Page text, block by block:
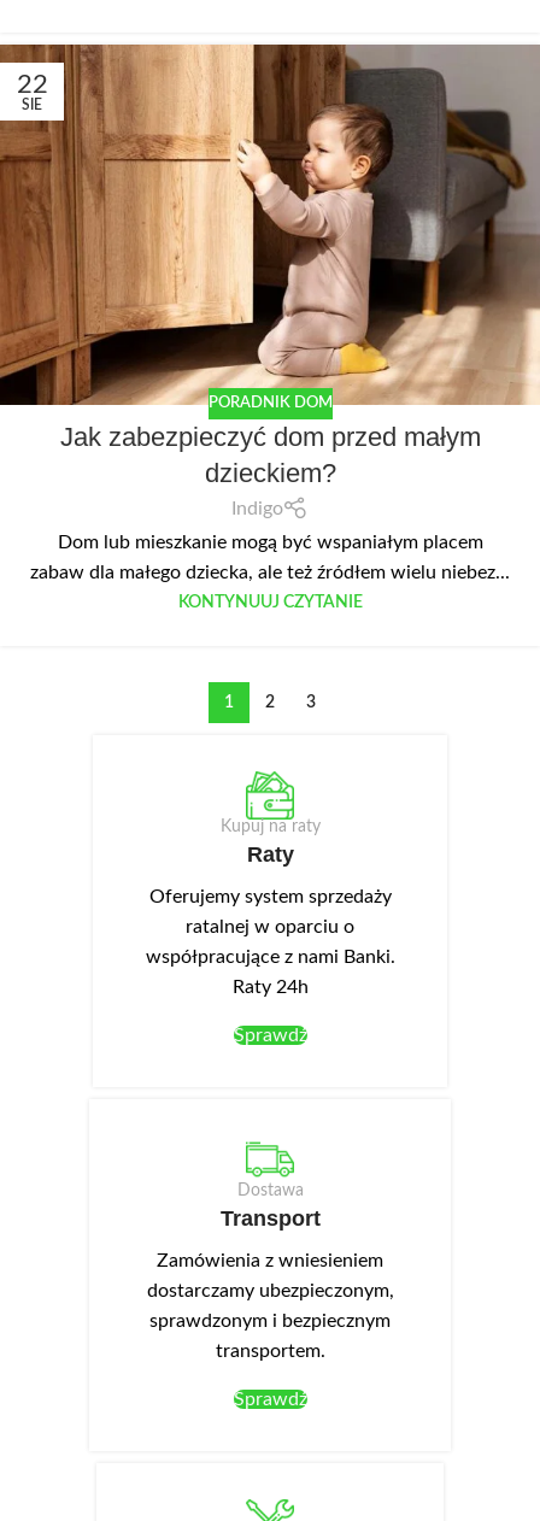
22
SIE
PORADNIK DOM
Jak zabezpieczyć dom przed małym
dzieckiem?
Indigo
Dom lub mieszkanie mogą być wspaniałym placem
zabaw dla małego dziecka, ale też źródłem wielu niebez...
KONTYNUUJ CZYTANIE
1 2 3
Kupuj na raty
Raty
Oferujemy system sprzedaży
ratalnej w oparciu o
współpracujące z nami Banki.
Raty 24h
Sprawdź
Dostawa
Transport
Zamówienia z wniesieniem
dostarczamy ubezpieczonym,
sprawdzonym i bezpiecznym
transportem.
Sprawdź